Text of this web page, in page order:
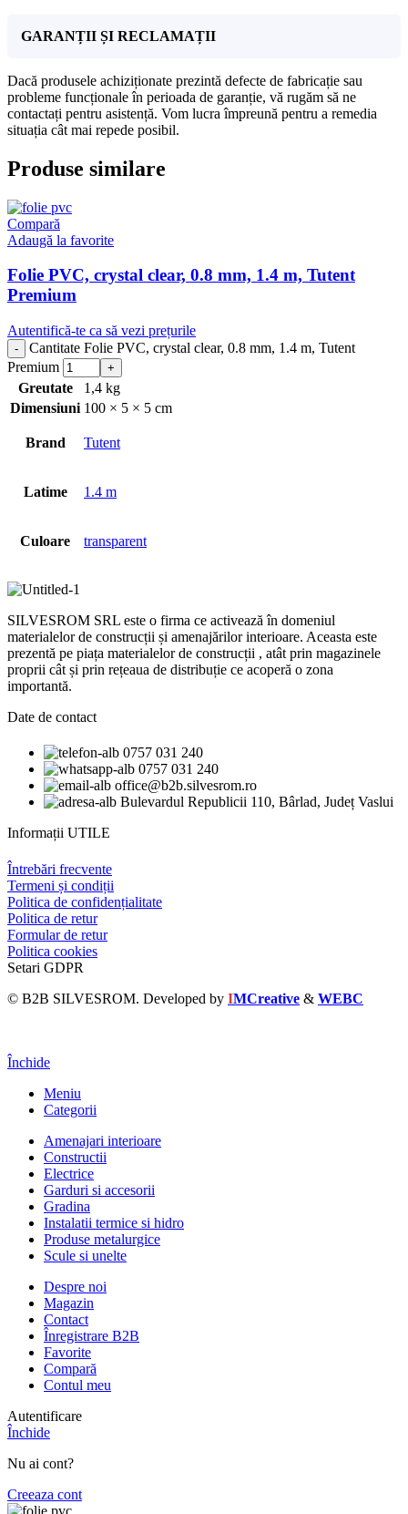
GARANȚII ȘI RECLAMAȚII
Dacă produsele achiziționate prezintă defecte de fabricație sau
probleme funcționale în perioada de garanție, vă rugăm să ne
contactați pentru asistență. Vom lucra împreună pentru a remedia
situația cât mai repede posibil.
Produse similare
Compară
Adaugă la favorite
Folie PVC, crystal clear, 0.8 mm, 1.4 m, Tutent
Premium
Autentifică-te ca să vezi prețurile
Cantitate Folie PVC, crystal clear, 0.8 mm, 1.4 m, Tutent
Premium
Greutate
1,4 kg
Dimensiuni 100 × 5 × 5 cm
Brand Tutent
Latime 1.4 m
Culoare transparent
SILVESROM SRL este o firma ce activează în domeniul
materialelor de construcții și amenajărilor interioare. Aceasta este
prezentă pe piața materialelor de construcții , atât prin magazinele
proprii cât și prin rețeaua de distribuție ce acoperă o zona
importantă.
Date de contact
0757 031 240
0757 031 240
office@b2b.silvesrom.ro
Bulevardul Republicii 110, Bârlad, Județ Vaslui
Informații UTILE
Întrebări frecvente
Termeni și condiții
Politica de confidențialitate
Politica de retur
Formular de retur
Politica cookies
Setari GDPR
© B2B SILVESROM. Developed by IMCreative & WEBC
Închide
Meniu
Categorii
Amenajari interioare
Constructii
Electrice
Garduri si accesorii
Gradina
Instalatii termice si hidro
Produse metalurgice
Scule si unelte
Despre noi
Magazin
Contact
Înregistrare B2B
Favorite
Compară
Contul meu
Autentificare
Închide
Nu ai cont?
Creeaza cont